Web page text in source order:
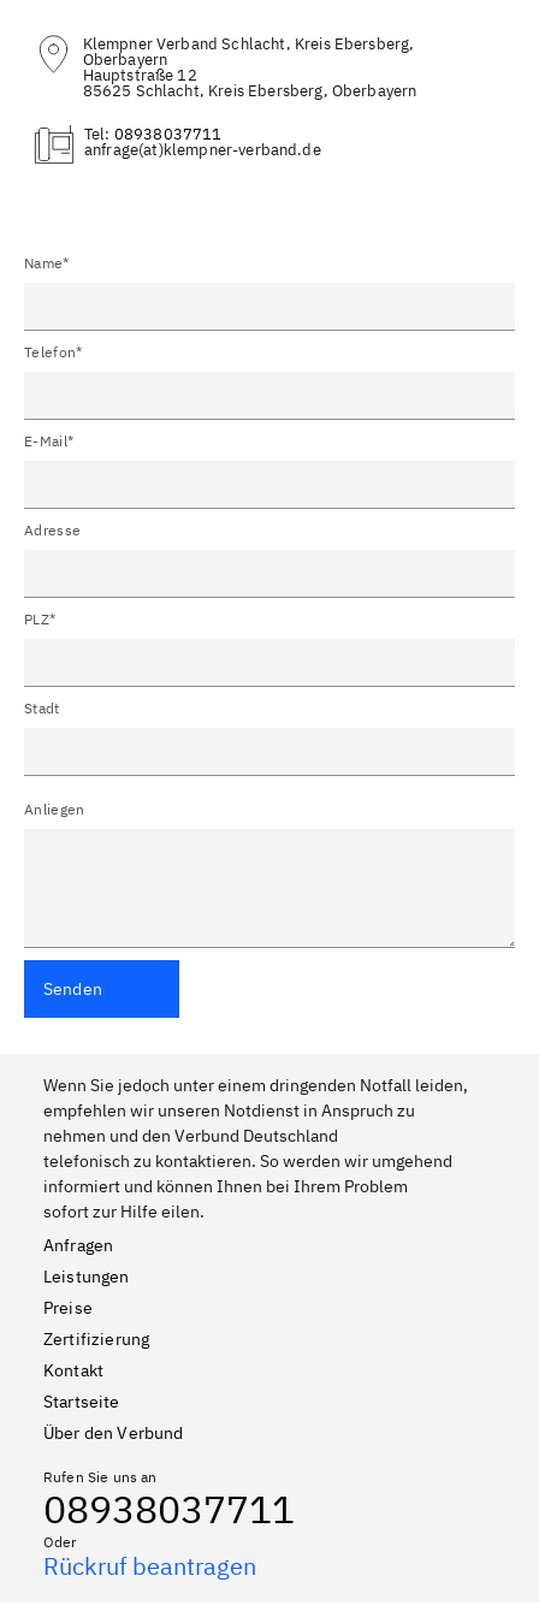
Klempner Verband Schlacht, Kreis Ebersberg,
Oberbayern
Hauptstraße 12
85625 Schlacht, Kreis Ebersberg, Oberbayern
Tel: 08938037711
(at)
Name*
Telefon*
E-Mail*
Adresse
PLZ*
Stadt
Anliegen
Senden
Wenn Sie jedoch unter einem dringenden Notfall leiden,
empfehlen wir unseren Notdienst in Anspruch zu
nehmen und den Verbund Deutschland
telefonisch zu kontaktieren. So werden wir umgehend
informiert und können Ihnen bei Ihrem Problem
sofort zur Hilfe eilen.
Anfragen
Leistungen
Preise
Zertifizierung
Kontakt
Startseite
Über den Verbund
Rufen Sie uns an
08938037711
Oder
Rückruf beantragen